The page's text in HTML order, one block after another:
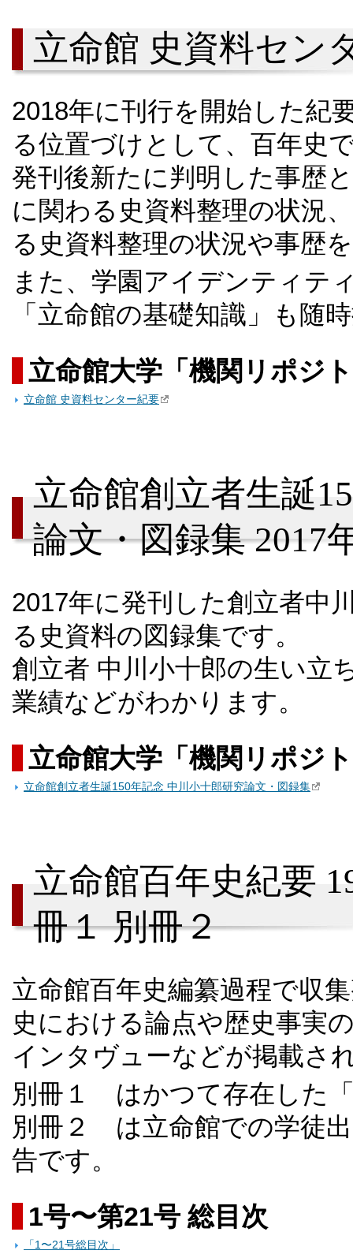
立命館 史資料セン
2018年に刊行を開始した紀
る位置づけとして、百年史
発刊後新たに判明した事歴
に関わる史資料整理の状況
る史資料整理の状況や事歴
また、学園アイデンティテ
「立命館の基礎知識」も随
立命館大学「機関リポジ
立命館 史資料センター紀要
立命館創立者生誕
論文・図録集 2017
2017年に発刊した創立者中
る史資料の図録集です。
創立者 中川小十郎の生い立
業績などがわかります。
立命館大学「機関リポジ
立命館創立者生誕150年記念 中川小十郎研究論文・図録集
立命館百年史紀要
冊１ 別冊２
立命館百年史編纂過程で収
史における論点や歴史事実
インタヴューなどが掲載さ
別冊１ はかつて存在した
別冊２ は立命館での学徒
告です。
1号〜第21号 総目次
「1〜21号総目次」